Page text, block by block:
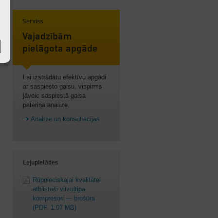
Serviss
Vajadzībām
pielāgota apgāde
Lai izstrādātu efektīvu apgādi
ar saspiesto gaisu, vispirms
jāveic saspiestā gaisa
patēriņa analīze.
Analīze un konsultācijas
Lejupielādes
Rūpnieciskajai kvalitātei
atbilstoši virzuļtipa
kompresori — brošūra
(PDF, 1.07 MB)